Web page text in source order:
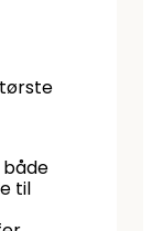
både
til